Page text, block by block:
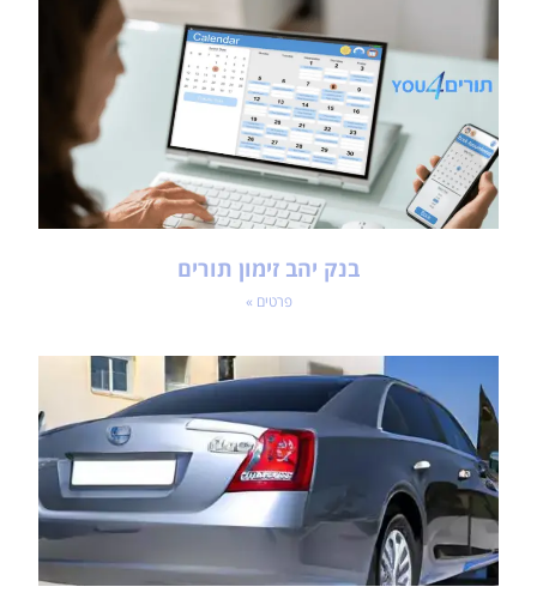
בנק יהב זימון תורים
פרטים »